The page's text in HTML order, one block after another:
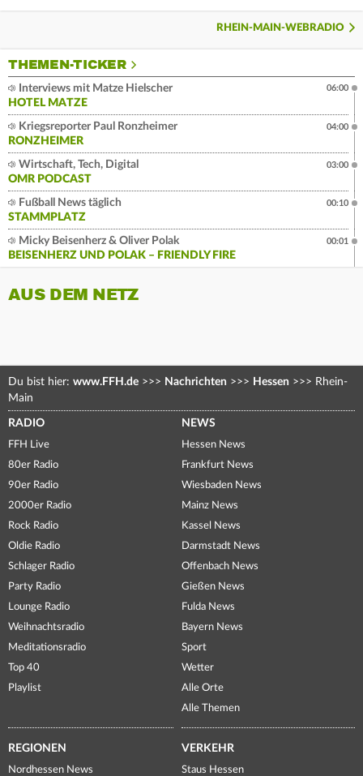
RHEIN-MAIN-WEBRADIO
THEMEN-TICKER
Interviews mit Matze Hielscher
HOTEL MATZE
06:00
Kriegsreporter Paul Ronzheimer
RONZHEIMER
04:00
Wirtschaft, Tech, Digital
OMR PODCAST
03:00
Fußball News täglich
STAMMPLATZ
00:10
Micky Beisenherz & Oliver Polak
BEISENHERZ UND POLAK – FRIENDLY FIRE
00:01
AUS DEM NETZ
Du bist hier: www.FFH.de >>> Nachrichten >>> Hessen >>> Rhein-
Main
RADIO
FFH Live
80er Radio
90er Radio
2000er Radio
Rock Radio
Oldie Radio
Schlager Radio
Party Radio
Lounge Radio
Weihnachtsradio
Meditationsradio
Top 40
Playlist
NEWS
Hessen News
Frankfurt News
Wiesbaden News
Mainz News
Kassel News
Darmstadt News
Offenbach News
Gießen News
Fulda News
Bayern News
Sport
Wetter
Alle Orte
Alle Themen
REGIONEN
Nordhessen News
VERKEHR
Staus Hessen